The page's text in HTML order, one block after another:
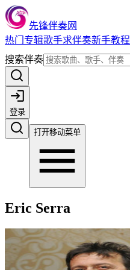
先锋伴奏网
热门 专辑歌手求伴奏新手教程
搜索伴奏
登录
打开移动菜单
Eric Serra